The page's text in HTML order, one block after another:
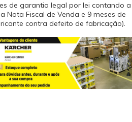
de garantia legal por lei contando a
Nota Fiscal de Venda e 9 meses de
contra defeito de fabricação).